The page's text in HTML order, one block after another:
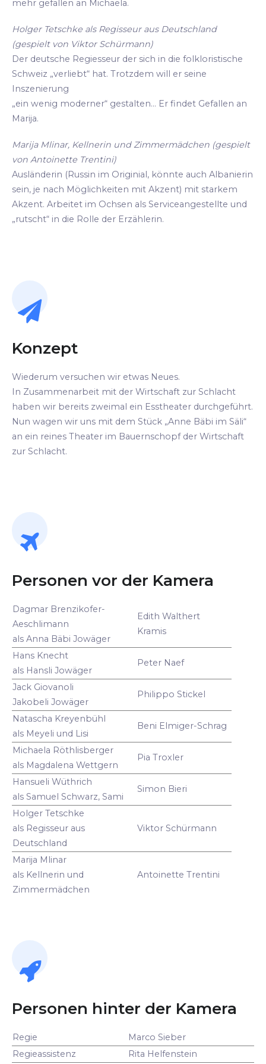
mehr gefallen an Michaela.
Holger Tetschke als Regisseur aus Deutschland
(gespielt von Viktor Schürmann)
Der deutsche Regiesseur der sich in die folkloristische
Schweiz „verliebt“ hat. Trotzdem will er seine
Inszenierung
„ein wenig moderner“ gestalten... Er findet Gefallen an
Marija.
Marija Mlinar, Kellnerin und Zimmermädchen (gespielt
von Antoinette Trentini)
Ausländerin (Russin im Originial, könnte auch Albanierin
sein, je nach Möglichkeiten mit Akzent) mit starkem
Akzent. Arbeitet im Ochsen als Serviceangestellte und
„rutscht“ in die Rolle der Erzählerin.
Konzept
Wiederum versuchen wir etwas Neues.
In Zusammenarbeit mit der Wirtschaft zur Schlacht
haben wir bereits zweimal ein Esstheater durchgeführt.
Nun wagen wir uns mit dem Stück „Anne Bäbi im Säli“
an ein reines Theater im Bauernschopf der Wirtschaft
zur Schlacht.
Personen vor der Kamera
Dagmar Brenzikofer-
Aeschlimann
als Anna Bäbi Jowäger
Edith Walthert
Kramis
Hans Knecht
als Hansli Jowäger
Peter Naef
Jack Giovanoli
Jakobeli Jowäger
Philippo Stickel
Natascha Kreyenbühl
als Meyeli und Lisi
Beni Elmiger-Schrag
Michaela Röthlisberger
als Magdalena Wettgern
Pia Troxler
Hansueli Wüthrich
als Samuel Schwarz, Sami
Simon Bieri
Holger Tetschke
als Regisseur aus
Deutschland
Viktor Schürmann
Marija Mlinar
als Kellnerin und
Zimmermädchen
Antoinette Trentini
Personen hinter der Kamera
Regie
Marco Sieber
Regieassistenz
Rita Helfenstein